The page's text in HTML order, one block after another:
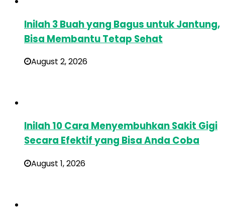
Inilah 3 Buah yang Bagus untuk Jantung,
Bisa Membantu Tetap Sehat
August 2, 2026
Inilah 10 Cara Menyembuhkan Sakit Gigi
Secara Efektif yang Bisa Anda Coba
August 1, 2026